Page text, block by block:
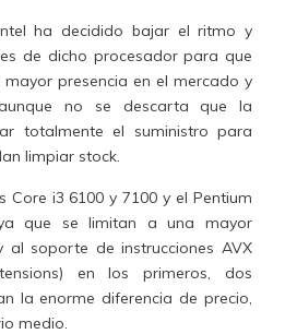
ha decidido bajar el ritmo y
de dicho procesador para que
presencia en el mercado y
no se descarta que la
totalmente el suministro para
limpiar stock.
Core i3 6100 y 7100 y el Pentium
que se limitan a una mayor
al soporte de instrucciones AVX
en los primeros, dos
la enorme diferencia de precio,
medio.